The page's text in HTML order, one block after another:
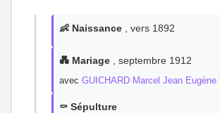
👶 Naissance , vers 1892
💑 Mariage , septembre 1912
avec GUICHARD Marcel Jean Eugène
⚰️ Sépulture